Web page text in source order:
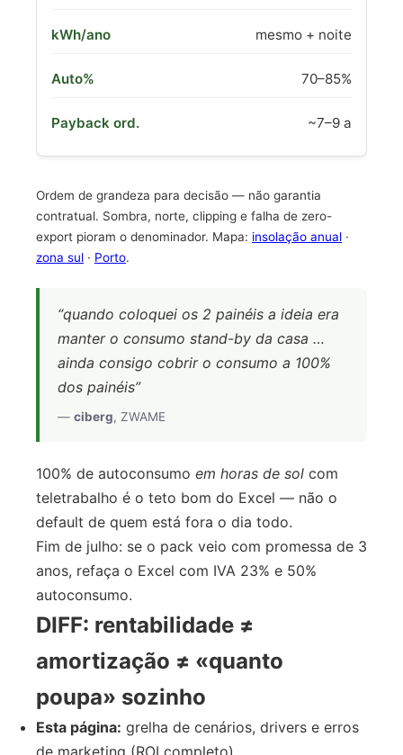
mesmo + noite
70–85%
~7–9 a
Ordem de grandeza para decisão — não garantia
contratual. Sombra, norte, clipping e falha de zero-
export pioram o denominador. Mapa: insolação anual ·
zona sul · Porto.
“quando coloquei os 2 painéis a ideia era
manter o consumo stand-by da casa …
ainda consigo cobrir o consumo a 100%
dos painéis”
— ciberg, ZWAME
100% de autoconsumo em horas de sol com
teletrabalho é o teto bom do Excel — não o
default de quem está fora o dia todo.
Fim de julho: se o pack veio com promessa de 3
anos, refaça o Excel com IVA 23% e 50%
autoconsumo.
DIFF: rentabilidade ≠
amortização ≠ «quanto
poupa» sozinho
Esta página: grelha de cenários, drivers e erros
de marketing (ROI completo).